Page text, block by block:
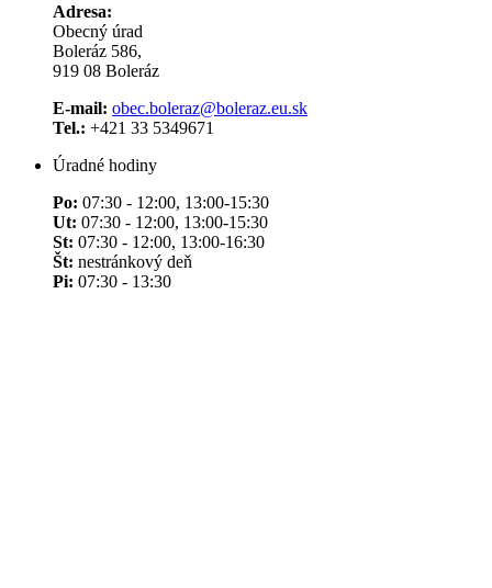
Adresa:
Obecný úrad
Boleráz 586,
919 08 Boleráz
E-mail: obec.boleraz@boleraz.eu.sk
Tel.: +421 33 5349671
Úradné hodiny
Po: 07:30 - 12:00, 13:00-15:30
Ut: 07:30 - 12:00, 13:00-15:30
St: 07:30 - 12:00, 13:00-16:30
Št: nestránkový deň
Pi: 07:30 - 13:30